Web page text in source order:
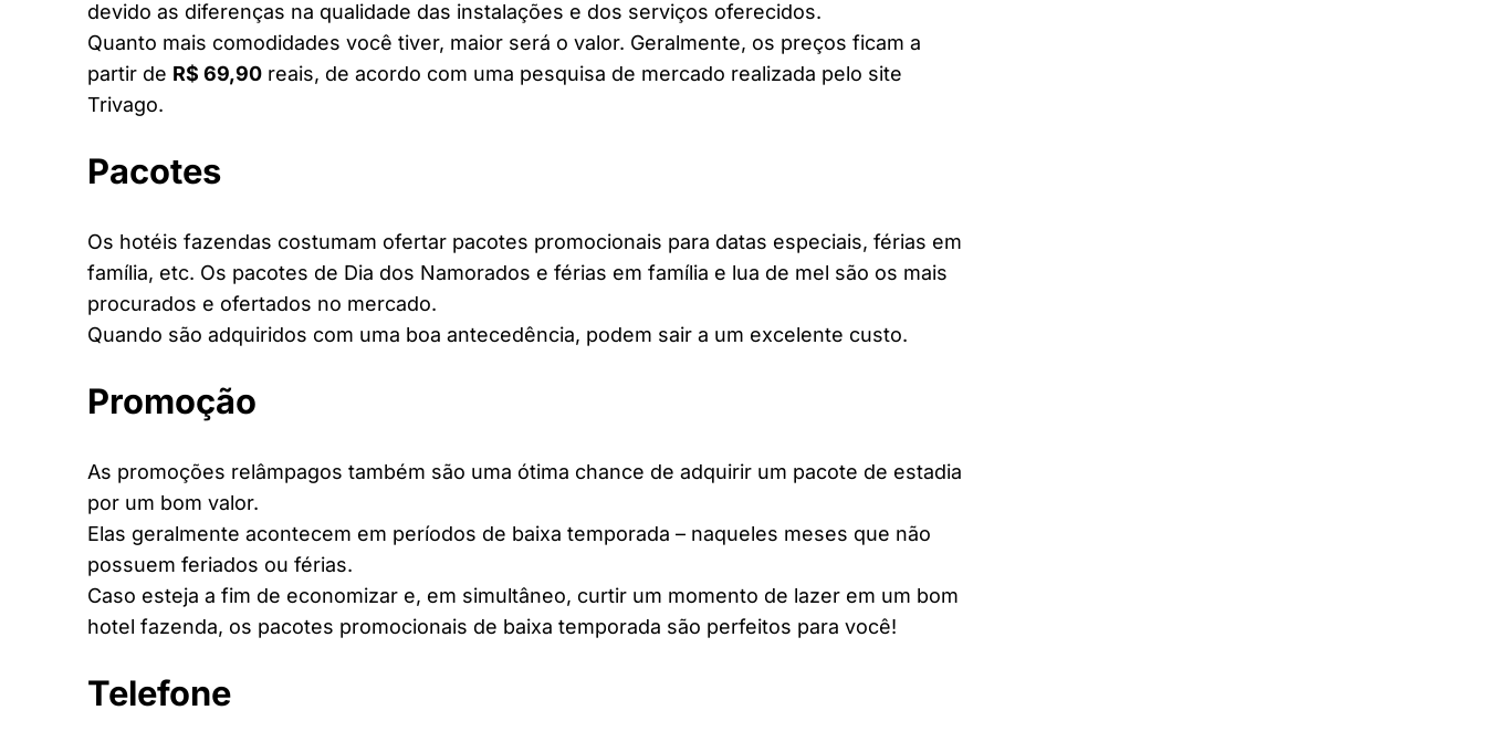
devido as diferenças na qualidade das instalações e dos serviços oferecidos.
Quanto mais comodidades você tiver, maior será o valor. Geralmente, os preços ficam a
partir de R$ 69,90 reais, de acordo com uma pesquisa de mercado realizada pelo site
Trivago.
Pacotes
Os hotéis fazendas costumam ofertar pacotes promocionais para datas especiais, férias em
família, etc. Os pacotes de Dia dos Namorados e férias em família e lua de mel são os mais
procurados e ofertados no mercado.
Quando são adquiridos com uma boa antecedência, podem sair a um excelente custo.
Promoção
As promoções relâmpagos também são uma ótima chance de adquirir um pacote de estadia
por um bom valor.
Elas geralmente acontecem em períodos de baixa temporada – naqueles meses que não
possuem feriados ou férias.
Caso esteja a fim de economizar e, em simultâneo, curtir um momento de lazer em um bom
hotel fazenda, os pacotes promocionais de baixa temporada são perfeitos para você!
Telefone